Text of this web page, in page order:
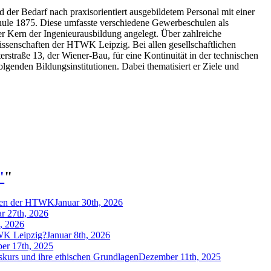
Bedarf nach praxisorientiert ausgebildetem Personal mit einer
1875. Diese umfasste verschiedene Gewerbeschulen als
Kern der Ingenieurausbildung angelegt. Über zahlreiche
der HTWK Leipzig. Bei allen gesellschaftlichen
13, der Wiener-Bau, für eine Kontinuität in der technischen
Bildungsinstitutionen. Dabei thematisiert er Ziele und
"
der HTWKJanuar 30th, 2026
27th, 2026
2026
Leipzig?Januar 8th, 2026
17th, 2025
und ihre ethischen GrundlagenDezember 11th, 2025